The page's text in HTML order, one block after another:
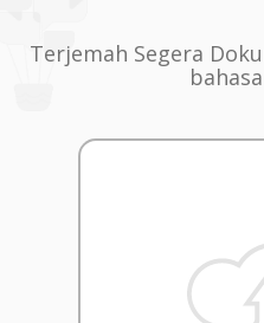
Terjemah Segera